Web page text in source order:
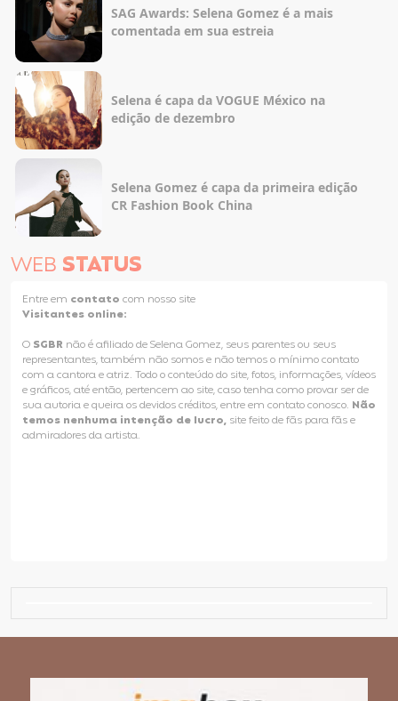
SAG Awards: Selena Gomez é a mais
comentada em sua estreia
Selena é capa da VOGUE México na
edição de dezembro
Selena Gomez é capa da primeira edição
CR Fashion Book China
WEB STATUS
Entre em contato com nosso site
Visitantes online:
O SGBR não é afiliado de Selena Gomez, seus parentes ou seus
representantes, também não somos e não temos o mínimo contato
com a cantora e atriz. Todo o conteúdo do site, fotos, informações, vídeos
e gráficos, até então, pertencem ao site, caso tenha como provar ser de
sua autoria e queira os devidos créditos, entre em contato conosco. Não
temos nenhuma intenção de lucro, site feito de fãs para fãs e
admiradores da artista.